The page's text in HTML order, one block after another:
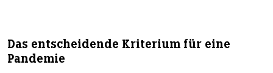
Das entscheidende Kriterium für eine
Pandemie